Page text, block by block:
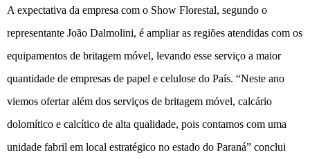
A expectativa da empresa com o Show Florestal, segundo o
representante João Dalmolini, é ampliar as regiões atendidas com os
equipamentos de britagem móvel, levando esse serviço a maior
quantidade de empresas de papel e celulose do País. “Neste ano
viemos ofertar além dos serviços de britagem móvel, calcário
dolomítico e calcítico de alta qualidade, pois contamos com uma
unidade fabril em local estratégico no estado do Paraná” conclui